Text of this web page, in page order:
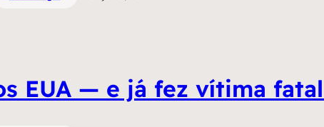
EUA — e já fez vítima